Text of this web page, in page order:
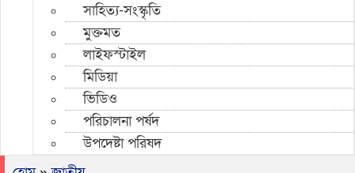
সাহিত্য-সংস্কৃতি
মুক্তমত
লাইফস্টাইল
মিডিয়া
ভিডিও
পরিচালনা পর্ষদ
উপদেষ্টা পরিষদ